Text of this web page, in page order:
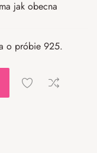
jak obecna
o próbie 925.